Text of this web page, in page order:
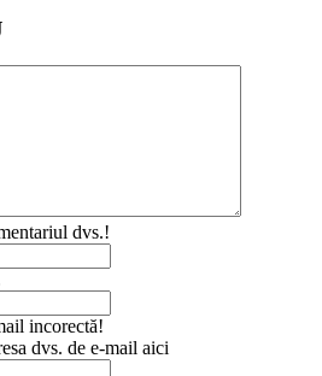
dvs.!
incorectă!
dvs. de e-mail aici